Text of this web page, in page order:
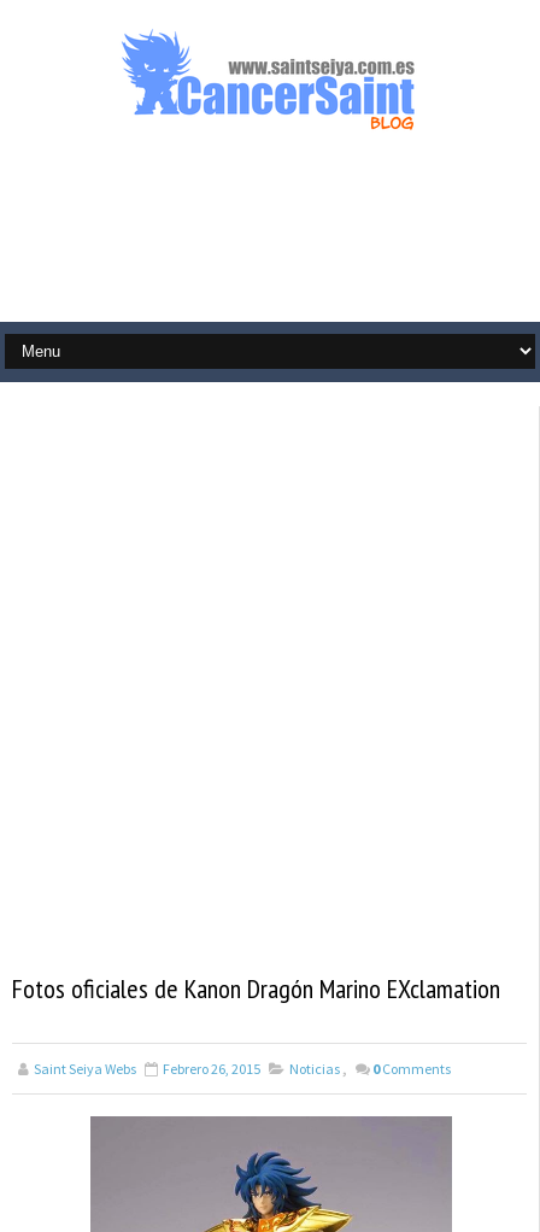
Fotos oficiales de Kanon Dragón Marino EXclamation
Saint Seiya Webs Febrero 26, 2015 Noticias , 0 Comments